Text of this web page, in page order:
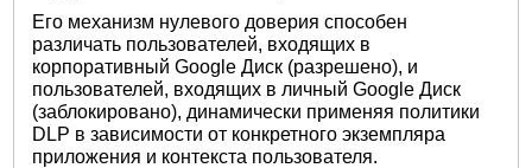
Его механизм нулевого доверия способен
различать пользователей, входящих в
корпоративный Google Диск (разрешено), и
пользователей, входящих в личный Google Диск
(заблокировано), динамически применяя политики
DLP в зависимости от конкретного экземпляра
приложения и контекста пользователя.